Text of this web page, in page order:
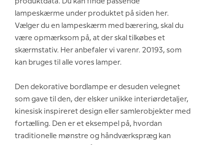
produktdata. Du kan finde passende
lampeskærme under produktet på siden her.
Vælger du en lampeskærm med bærering, skal du
være opmærksom på, at der skal tilkøbes et
skærmstativ. Her anbefaler vi varenr. 20193, som
kan bruges til alle vores lamper.
Den dekorative bordlampe er desuden velegnet
som gave til den, der elsker unikke interiørdetaljer,
kinesisk inspireret design eller samlerobjekter med
fortælling. Den er et eksempel på, hvordan
traditionelle mønstre og håndværkspræg kan